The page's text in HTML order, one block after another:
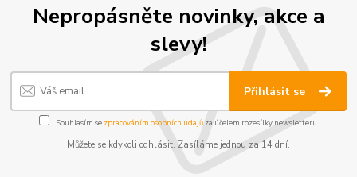
Nepropásněte novinky, akce a
slevy!
Přihlásit se
Souhlasím se zpracováním osobních údajůza účelem rozesílky newsletteru.
Můžete se kdykoli odhlásit. Zasíláme jednou za 14 dní.